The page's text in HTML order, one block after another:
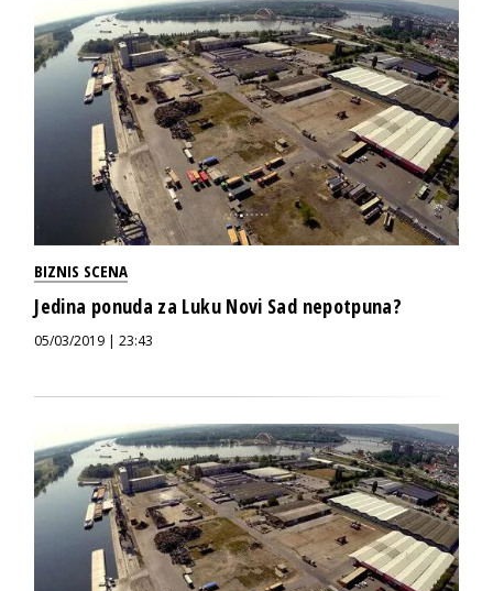
BIZNIS SCENA
Jedina ponuda za Luku Novi Sad nepotpuna?
05/03/2019 | 23:43